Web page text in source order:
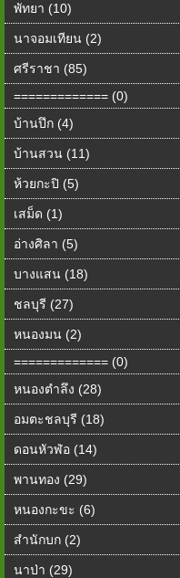
พัทยา (10)
นาจอมเทียน (2)
ศรีราชา (85)
============= (0)
บ้านปึก (4)
บ้านสวน (11)
ห้วยกะปิ (5)
เสม็ด (1)
อ่างศิลา (5)
บางแสน (18)
ชลบุรี (27)
หนองมน (2)
============= (0)
หนองตำลึง (28)
อมตะชลบุรี (18)
ดอนหัวฬ่อ (14)
พานทอง (29)
หนองกะขะ (6)
สำนักบก (2)
นาป่า (29)